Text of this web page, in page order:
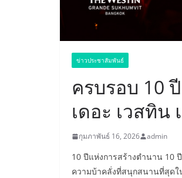
ข่าวประชาสัมพันธ์
ครบรอบ 10
เดอะ เวสทิ
กุมภาพันธ์ 16, 2026 admin
10 ปีแห่งการสร้างตำนาน 10
ความบ้าคลั่งที่สนุกสนานที่สุดใ